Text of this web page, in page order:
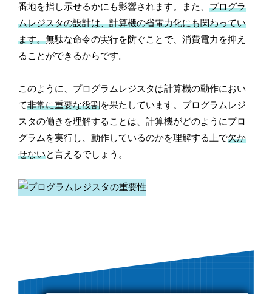
番地を指し示せるかにも影響されます。また、プログラ
ムレジスタの設計は、計算機の省電力化にも関わってい
ます。無駄な命令の実行を防ぐことで、消費電力を抑え
ることができるからです。
このように、プログラムレジスタは計算機の動作におい
て非常に重要な役割を果たしています。プログラムレジ
スタの働きを理解することは、計算機がどのようにプロ
グラムを実行し、動作しているのかを理解する上で欠か
せないと言えるでしょう。